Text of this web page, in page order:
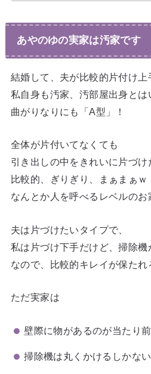
あやのゆの実家は汚家です
結婚して、夫が比較的片付け上
私自身も汚家、汚部屋出身とは
曲がりなりにも「A型」！
全体が片付いてなくても
引き出しの中をきれいに片づ
比較的、ぎりぎり、まぁまぁｗ
なんとか人を呼べるレベルのお
夫は片づけたいタイプで、
私は片づけ下手だけど、掃除機
なので、比較的キレイが保た
ただ実家は
壁際に物があるのが当たり前
掃除機は丸くかけるしかな